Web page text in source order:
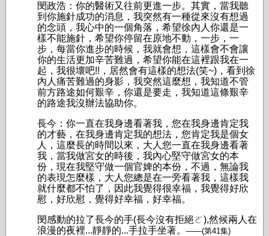
閔政浩：你的醫術又往前更進一步。其實，當我聽
到你施針成功的消息，我突然有一種從來沒有想過
的念頭，我心中的一個角落，希望徐內人你還是一
樣不能施針，希望你停留在原地不動，一步，一
步，每當你進步的時候，我就會想，這樣會不會讓
你的生活更加辛苦難過，希望你能在這裡跟我在一
起，我很壞吧!!，居然會有這樣的想法(笑~)，看到徐
內人痛苦難過的身影，我突然這麼想，我知道不管
前方路途如何艱辛，你還是要走，我知道這條艱辛
的路途我沒辦法協助你。
長今：你一直在我身邊看著我，您在我身邊肯定我
的才藝，在我身邊肯定我的想法，您肯定我是個女
人，這麼長的時間以來，大人您一直在我身邊看著
我，當我做宮女的時後，我內心堅守做宮女的本
份，現在我堅守做一個官婢的本份，不過，無論我
的表現怎麼樣，大人您總是在一旁看著我，這樣我
就什麼都不怕了，因此我覺得很幸福，我覺得好欣
慰，好欣慰，覺得好幸福，好幸福。
閔感動的拉了長今的手(長今沒有拒絕ㄛ),然候兩人在
浪漫的夜裡...靜靜的...手拉手坐著。 ——(第41集)